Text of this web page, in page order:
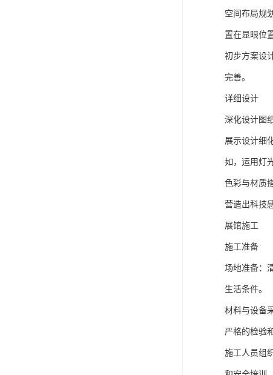
空间布局规
置在显眼位
初步方案设
完善。
详细设计
深化设计图
展示设计细
如，运用灯
色彩与材质
营造出科技
展馆施工
施工准备
场地准备：
生活条件。
材料与设备
严格的检验
施工人员组